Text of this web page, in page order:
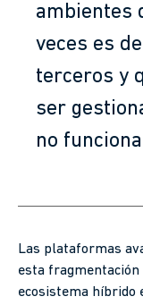
ambientes
veces es
terceros y
ser
no
Las plataformas
esta fragmentación
ecosistema híbrido